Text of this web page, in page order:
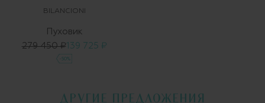
BILANCIONI
Пуховик
279 450 ₽139 725 ₽
-50%
ДРУГИЕ ПРЕДЛОЖЕНИЯ